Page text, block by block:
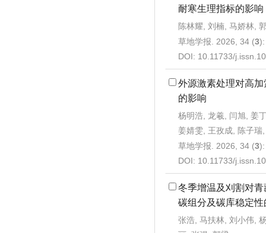
耐寒生理指标的影响
陈林耀, 刘楠, 马娇林,
草地学报. 2026, 34 (3
DOI: 10.11733/
外源激素处理对高
的影响
杨明浩, 龙羲, 闫旭, 姜
姜婧雯, 王孜成, 陈子瑞
草地学报. 2026, 34 (3
DOI: 10.11733/
冬季增温及刈割对
碳组分及碳库稳定性
张浩, 马扶林, 刘小伟,